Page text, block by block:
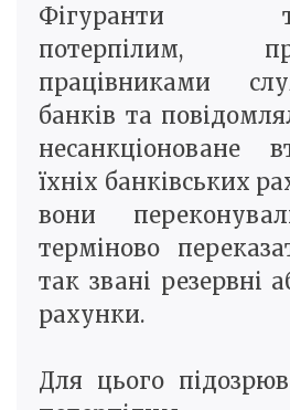
Фігуранти
потерпілим,
працівниками
банків та
несанкціоноване
їхніх банківських
вони
терміново
так звані резервні
рахунки.
Для цього